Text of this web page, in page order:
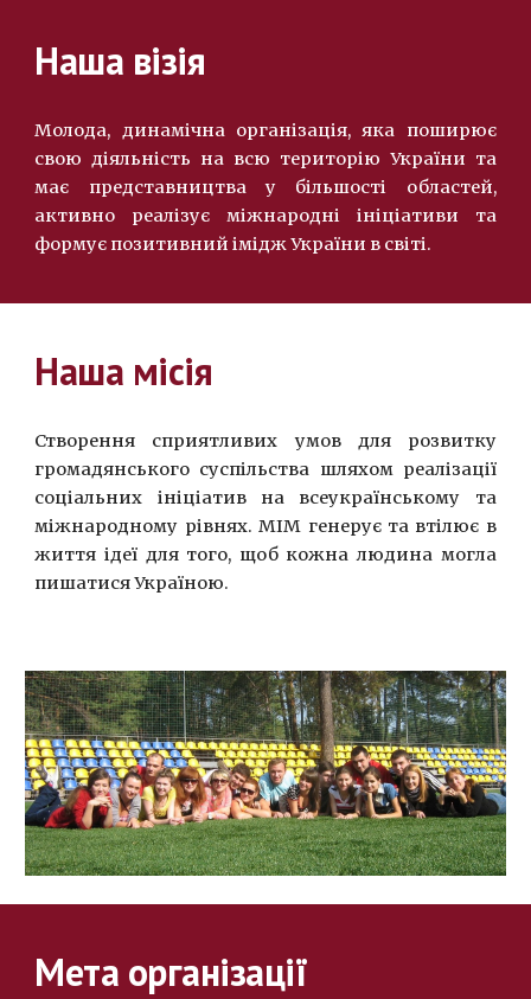
Наша візія
Молода, динамічна організація, яка поширює
свою діяльність на всю територію України та
має представництва у більшості областей,
активно реалізує міжнародні ініціативи та
формує позитивний імідж України в світі.
Наша місія
Створення сприятливих умов для розвитку
громадянського суспільства шляхом реалізації
соціальних ініціатив на всеукраїнському та
міжнародному рівнях. МІМ генерує та втілює в
життя ідеї для того, щоб кожна людина могла
пишатися Україною.
Мета організації